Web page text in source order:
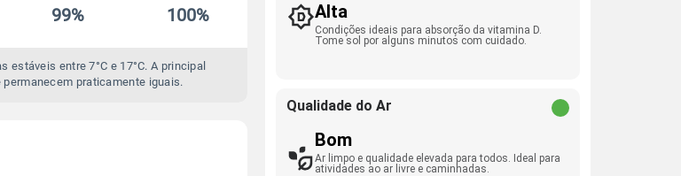
99% 100%
entre 7°C e 17°C. A principal
permanecem praticamente iguais.
Alta
Condições ideais para absorção da vitamina D.
Tome sol por alguns minutos com cuidado.
Qualidade do Ar
Bom
Ar limpo e qualidade elevada para todos. Ideal para
atividades ao ar livre e caminhadas.